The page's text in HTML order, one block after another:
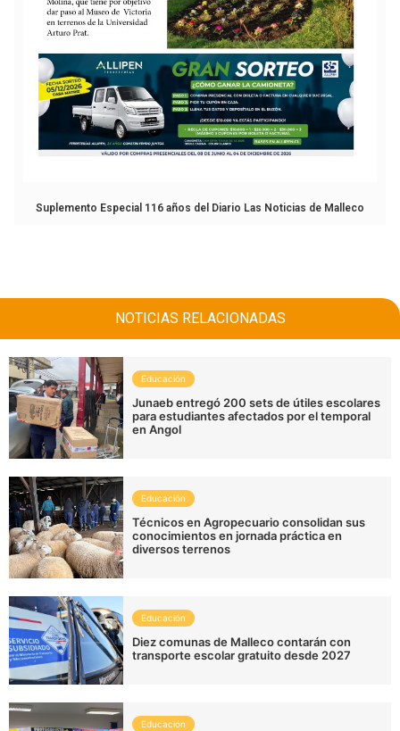
Suplemento Especial 116 años del Diario Las Noticias de Malleco
NOTICIAS RELACIONADAS
Educación
Junaeb entregó 200 sets de útiles escolares
para estudiantes afectados por el temporal
en Angol
Educación
Técnicos en Agropecuario consolidan sus
conocimientos en jornada práctica en
diversos terrenos
Educación
Diez comunas de Malleco contarán con
transporte escolar gratuito desde 2027
Educación